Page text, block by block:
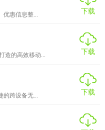
优惠信息整...
下载
造的高效移动...
下载
的跨设备无...
下载